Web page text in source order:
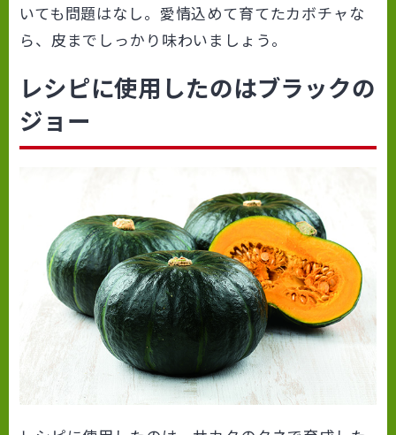
いても問題はなし。愛情込めて育てたカボチャな
ら、皮までしっかり味わいましょう。
レシピに使用したのはブラックの
ジョー